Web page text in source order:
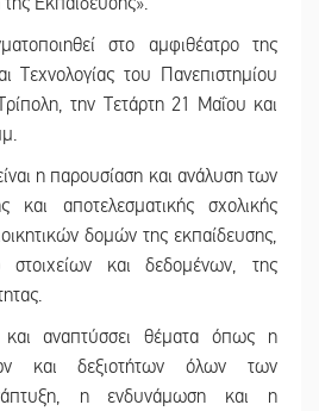
στο αμφιθέατρο της
Τεχνολογίας του Πανεπιστημίου
την Τετάρτη 21 Μαΐου και
η παρουσίαση και ανάλυση των
και αποτελεσματικής σχολικής
δομών της εκπαίδευσης,
στοιχείων και δεδομένων, της
αναπτύσσει θέματα όπως η
και δεξιοτήτων όλων των
η ενδυνάμωση και η